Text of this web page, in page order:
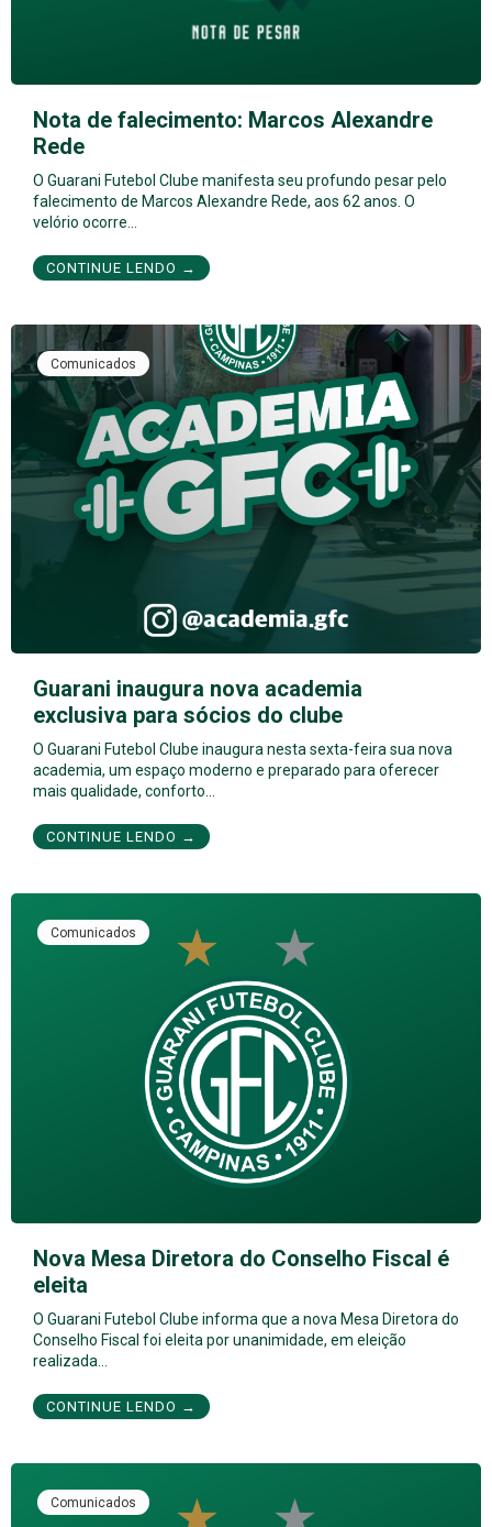
Nota de falecimento: Marcos Alexandre
Rede
O Guarani Futebol Clube manifesta seu profundo pesar pelo
falecimento de Marcos Alexandre Rede, aos 62 anos. O
velório ocorre…
CONTINUE LENDO →
Comunicados
Guarani inaugura nova academia
exclusiva para sócios do clube
O Guarani Futebol Clube inaugura nesta sexta-feira sua nova
academia, um espaço moderno e preparado para oferecer
mais qualidade, conforto…
CONTINUE LENDO →
Comunicados
Nova Mesa Diretora do Conselho Fiscal é
eleita
O Guarani Futebol Clube informa que a nova Mesa Diretora do
Conselho Fiscal foi eleita por unanimidade, em eleição
realizada…
CONTINUE LENDO →
Comunicados